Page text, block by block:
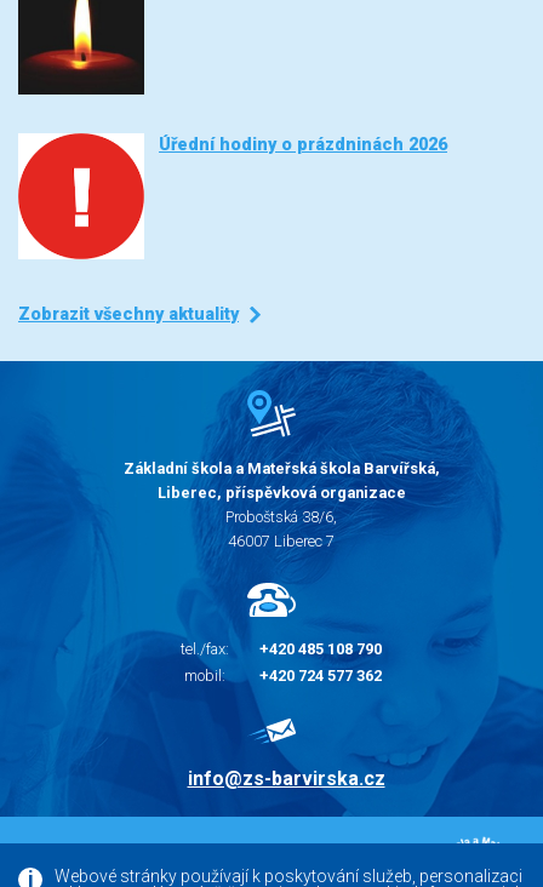
Webové stránky používají k poskytování služeb, personalizaci
Úřední hodiny o prázdninách 2026
Zobrazit všechny aktuality
Základní škola a Mateřská škola Barvířská,
Liberec, příspěvková organizace
Proboštská 38/6,
46007 Liberec 7
tel./fax:
+420 485 108 790
mobil:
+420 724 577 362
info@zs-barvirska.cz